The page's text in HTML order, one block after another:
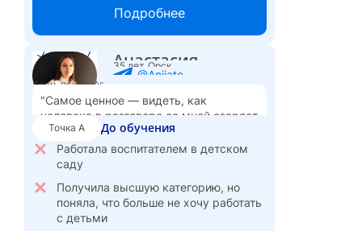
Наставник начинающих психологов
на агрегаторе
Подробнее
Анастасия
35 лет, Орск
@Aniiate
Коуч, психолог
"Самое ценное — видеть, как
человека в разговоре со мной озаряет
важная мысль, и он понимает, что
справится"
Точка А До обучения
Работала воспитателем в детском
саду
Получила высшую категорию, но
поняла, что больше не хочу работать
с детьми